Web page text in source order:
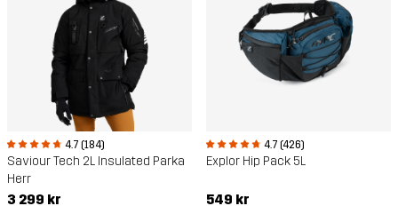
4.7 (184)
Saviour Tech 2L Insulated Parka
Herr
3 299 kr
4.7 (426)
Explor Hip Pack 5L
549 kr